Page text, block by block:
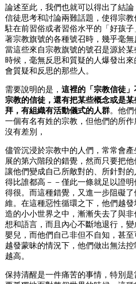
論述至此，我們也就可以得出了結
信徒思考和討論兩難話題，使得宗
駐在前習俗或者習俗水平的「好孩
著宗教旗號的各種號召時，幾乎毫
當這些來自宗教旗號的號召是源於
時候，毫無反思和質疑的人爆發出
會質疑和反思的那些人。
需要說明的是， 這裡的「宗教信徒
宗教的信徒，還有把某些概念或是
拜，有組織有活動儀式的人群。他
一個有名有姓的宗教，但他們的所
沒有差別，
儘管沉浸於宗教中的人們，常常會
展的第六階段的錯覺，然而只要把他
讓他們變成自己所敵對的、所針對
得比誰都高－－僅此一條就足以證
得很。而這種錯覺，又進一步阻礙
維。在這種惡性循環之下，他們越
造的小小世界之中，漸漸失去了與
想和語言，而且內心不斷地退行，
嬰兒，而他們自己非但不自知，甚
越發蒙昧的情況下，他們做出無法
越高。
保持清醒是一件痛苦的事情，特別